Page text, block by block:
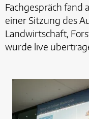
Fachgespräch fand
einer Sitzung des
Landwirtschaft,
wurde live